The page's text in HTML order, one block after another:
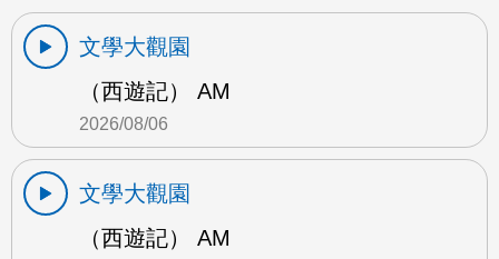
文學大觀園
（西遊記） AM
2026/08/06
文學大觀園
（西遊記） AM